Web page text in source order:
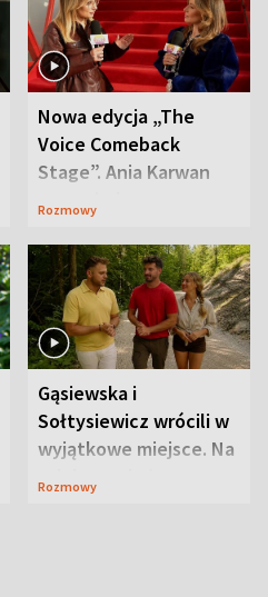
Nowa edycja „The
Voice Comeback
Stage”. Ania Karwan
zapowiada
Rozmowy
Gąsiewska i
Sołtysiewicz wrócili w
wyjątkowe miejsce. Na
szlaku czekał
Rozmowy